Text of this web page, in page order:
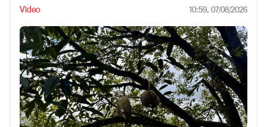
Video 10:59, 07/08/2026